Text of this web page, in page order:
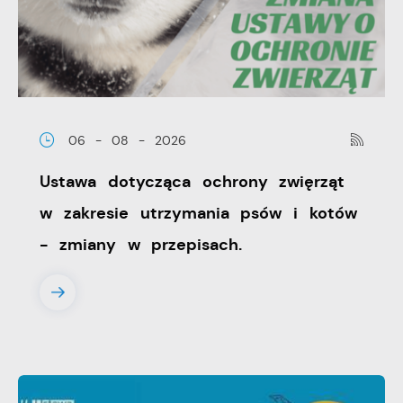
06 - 08 - 2026
Ustawa dotycząca ochrony zwięrząt
w zakresie utrzymania psów i kotów
- zmiany w przepisach.
wiadomości, ofert, komunikatów mediów
społecznościowych.